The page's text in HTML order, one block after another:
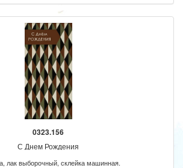
0323.156
С Днем Рождения
лак выборочный, склейка машинная.